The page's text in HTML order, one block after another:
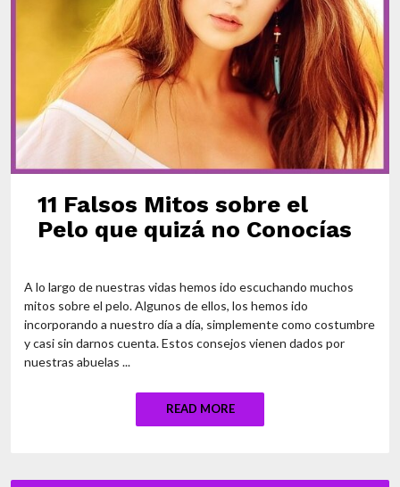
11 Falsos Mitos sobre el
Pelo que quizá no Conocías
A lo largo de nuestras vidas hemos ido escuchando muchos
mitos sobre el pelo. Algunos de ellos, los hemos ido
incorporando a nuestro día a día, simplemente como costumbre
y casi sin darnos cuenta. Estos consejos vienen dados por
nuestras abuelas ...
READ MORE